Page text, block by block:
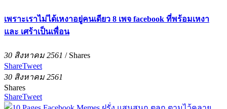
เพราะเราไม่ได้เหงาอยู่คนเดียว 8 เพจ facebook ที่พร้อมเหงา
และ เศร้าเป็นเพื่อน
30 สิงหาคม 2561 / Shares
ShareTweet
30 สิงหาคม 2561
Shares
ShareTweet